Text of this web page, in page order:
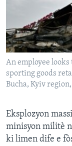
Languages
An employee
sporting goods
Bucha, Kyiv region,
Eksplozyon
minisyon militè
ki limen dife e